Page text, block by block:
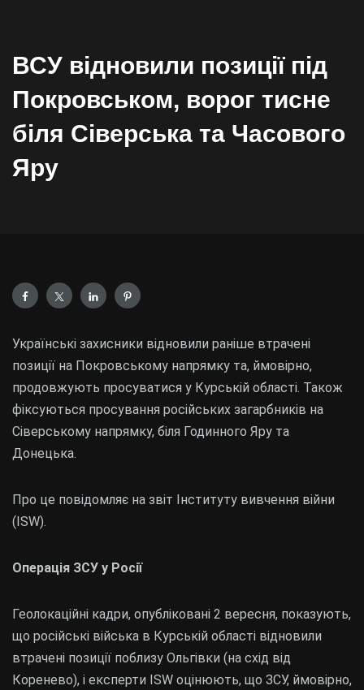
ВСУ відновили позиції під
Покровськом, ворог тисне
біля Сіверська та Часового
Яру
Українські захисники відновили раніше втрачені
позиції на Покровському напрямку та, ймовірно,
продовжують просуватися у Курській області. Також
фіксуються просування російських загарбників на
Сіверському напрямку, біля Годинного Яру та
Донецька.
Про це повідомляє на звіт Інституту вивчення війни
(ISW).
Операція ЗСУ у Росії
Геолокаційні кадри, опубліковані 2 вересня, показують,
що російські війська в Курській області відновили
втрачені позиції поблизу Ольгівки (на схід від
Коренево), і експерти ISW оцінюють, що ЗСУ, ймовірно,